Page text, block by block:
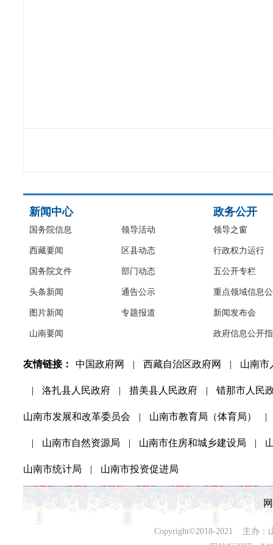
新闻中心
国务院信息
西藏要闻
国务院文件
头条新闻
图片新闻
山南要闻
领导活动
区县动态
部门动态
通告公示
专题报道
政务公开
领导之窗
行政权力运行
五公开专栏
重点领域信息
新闻发布会
政府信息公开
友情链接： 中国政府网 | 西藏自治区政府网 | 山南市
| 洛扎县人民政府 | 措美县人民政府 | 错那市人民
山南市发展和改革委员会 | 山南市教育局（体育局） |
| 山南市自然资源局 | 山南市住房和城乡建设局 |
山南市统计局 | 山南市投资促进局
Copyright©2018-2021 主办：